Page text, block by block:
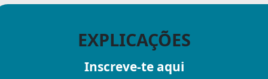
EXPLICAÇÕES
Inscreve-te aqui